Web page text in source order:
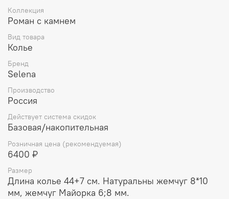
Коллекция
Роман с камнем
Вид товара
Колье
Бренд
Selena
Производство
Россия
Действует система скидок
Базовая/накопительная
Розничная цена (рекомендуемая)
6400 ₽
Размер
Длина колье 44+7 см. Натуральны жемчуг 8*10
мм, жемчуг Майорка 6;8 мм.